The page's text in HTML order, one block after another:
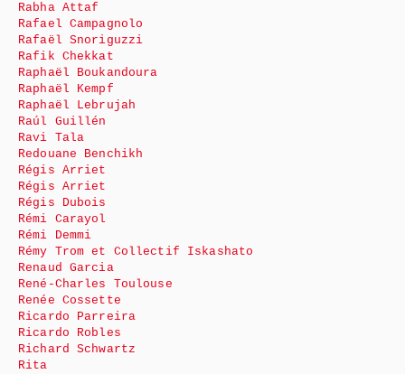
Rabha Attaf
Rafael Campagnolo
Rafaël Snoriguzzi
Rafik Chekkat
Raphaël Boukandoura
Raphaël Kempf
Raphaël Lebrujah
Raúl Guillén
Ravi Tala
Redouane Benchikh
Régis Arriet
Régis Arriet
Régis Dubois
Rémi Carayol
Rémi Demmi
Rémy Trom et Collectif Iskashato
Renaud Garcia
René-Charles Toulouse
Renée Cossette
Ricardo Parreira
Ricardo Robles
Richard Schwartz
Rita